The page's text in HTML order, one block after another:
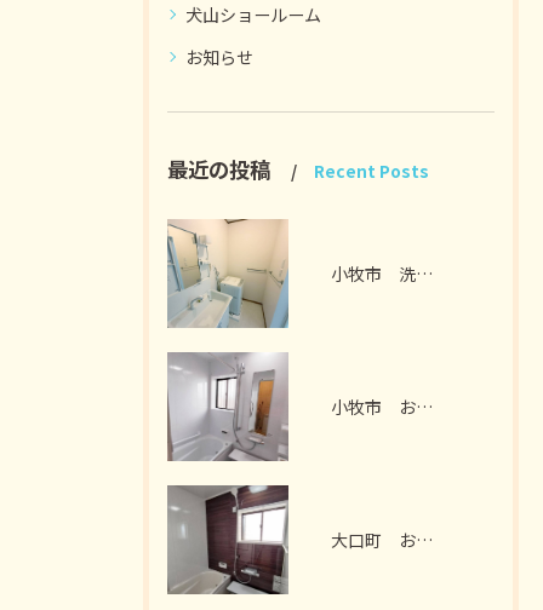
犬山ショールーム
お知らせ
最近の投稿 Recent Posts
小牧市 洗面脱衣室リフォーム I様邸 2026年7月
小牧市 お風呂リフォーム I様邸 2026年7月
大口町 お風呂リフォーム M様邸 2026年7月